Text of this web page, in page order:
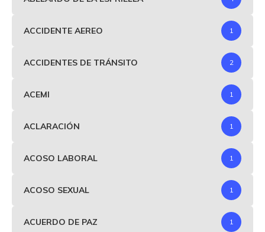
ACCIDENTE AEREO 1
ACCIDENTES DE TRÁNSITO 2
ACEMI 1
ACLARACIÓN 1
ACOSO LABORAL 1
ACOSO SEXUAL 1
ACUERDO DE PAZ 1